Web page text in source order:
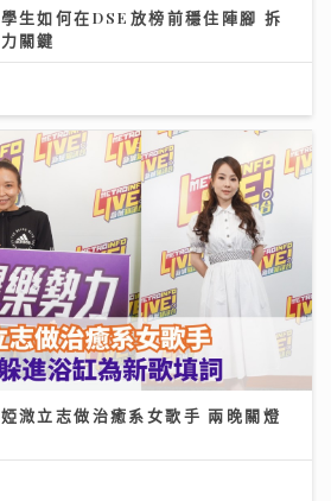
生如何在DSE放榜前穩住陣腳 拆
關鍵
溦立志做治癒系女歌手 兩晚關燈